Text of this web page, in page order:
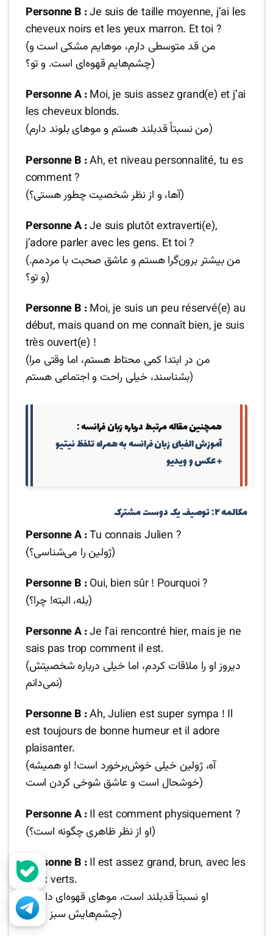
Personne B :Je suis de taille moyenne, j’ai les
cheveux noirs et les yeux marron. Et toi ?
(من قد متوسطی دارم، موهایم مشکی است و
چشم‌هایم قهوه‌ای است. و تو؟)
Personne A :Moi, je suis assez grand(e) et j’ai
les cheveux blonds.
(من نسبتاً قدبلند هستم و موهای بلوند دارم)
Personne B :Ah, et niveau personnalité, tu es
comment ?
(آها، و از نظر شخصیت چطور هستی؟)
Personne A :Je suis plutôt extraverti(e),
j’adore parler avec les gens. Et toi ?
(من بیشتر برون‌گرا هستم و عاشق صحبت با مردمم.
و تو؟)
Personne B :Moi, je suis un peu réservé(e) au
début, mais quand on me connaît bien, je suis
très ouvert(e) !
(من در ابتدا کمی محتاط هستم، اما وقتی مرا
بشناسند، خیلی راحت و اجتماعی هستم)
همچنین مقاله مرتبط درباره زبان فرانسه :
آموزش الفبای زبان فرانسه به همراه تلفظ نیتیو
+ عکس و ویدیو
مکالمه ۲: توصیف یک دوست مشترک
Personne A :Tu connais Julien ?
(ژولین را می‌شناسی؟)
Personne B :Oui, bien sûr ! Pourquoi ?
(بله، البته! چرا؟)
Personne A :Je l’ai rencontré hier, mais je ne
sais pas trop comment il est.
(دیروز او را ملاقات کردم، اما خیلی درباره شخصیتش
نمی‌دانم)
Personne B :Ah, Julien est super sympa ! Il
est toujours de bonne humeur et il adore
plaisanter.
(آه، ژولین خیلی خوش‌برخورد است! او همیشه
خوشحال است و عاشق شوخی کردن است)
Personne A :Il est comment physiquement ?
(او از نظر ظاهری چگونه است؟)
Personne B :Il est assez grand, brun, avec les
yeux verts.
(او نسبتاً قدبلند است، موهای قهوه‌ای دارد و
چشم‌هایش سبز است)